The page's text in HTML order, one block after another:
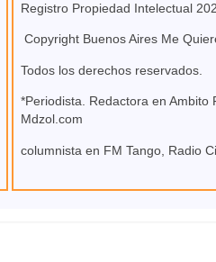
Registro Propiedad Intelectual
Copyright Buenos Aires Me
Todos los derechos reservados.
*Periodista. Redactora en Ambito
Mdzol.com
columnista en FM Tango, Radio